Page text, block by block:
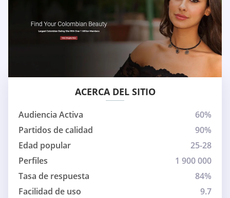
ACERCA DEL SITIO
Audiencia Activa
60%
Partidos de calidad
90%
Edad popular
25-28
Perfiles
1 900 000
Tasa de respuesta
84%
Facilidad de uso
9.7